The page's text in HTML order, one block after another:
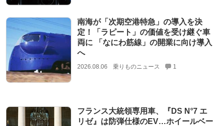
南海が「次期空港特急」の導入を決
定！「ラピート」の価値を受け継ぐ車
両に 「なにわ筋線」の開業に向け導入
へ
2026.08.06 乗りものニュース 1
フランス大統領専用車、『DS N°7 エ
リゼ』は防弾仕様のEV…ホイールベー